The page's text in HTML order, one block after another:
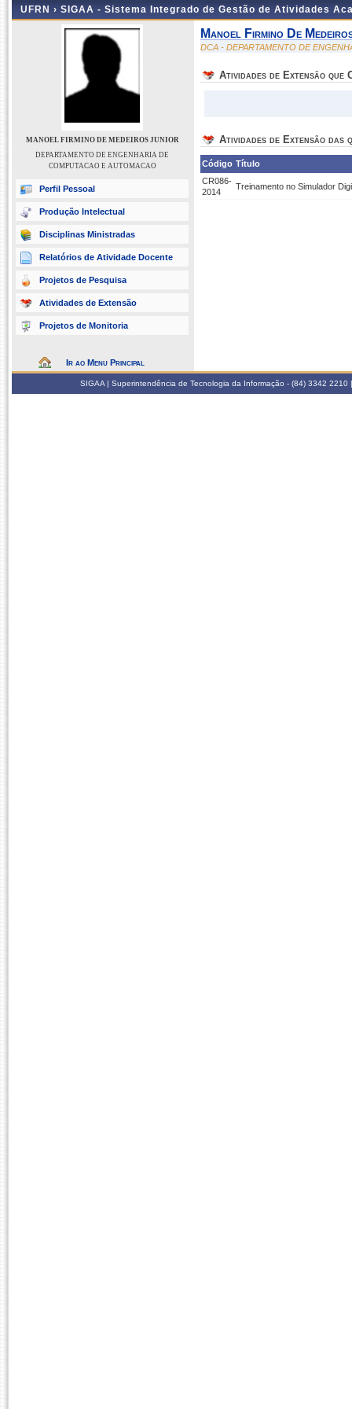
UFRN › SIGAA - Sistema Integrado de Gestão de Atividades
MANOEL FIRMINO DE MEDEIROS JUNIOR
DEPARTAMENTO DE ENGENHARIA DE
COMPUTACAO E AUTOMACAO
Perfil Pessoal
Produção Intelectual
Disciplinas Ministradas
Relatórios de Atividade Docente
Projetos de Pesquisa
Atividades de Extensão
Projetos de Monitoria
Ir ao Menu Principal
Manoel Firmino De
DCA - DEPARTAMENTO DE
Atividades de Extensão que
Atividades de Extensão das
Código Título
CR086-
2014
Treinamento no Simulador
SIGAA | Superintendência de Tecnologia da Informação - (84) 3342